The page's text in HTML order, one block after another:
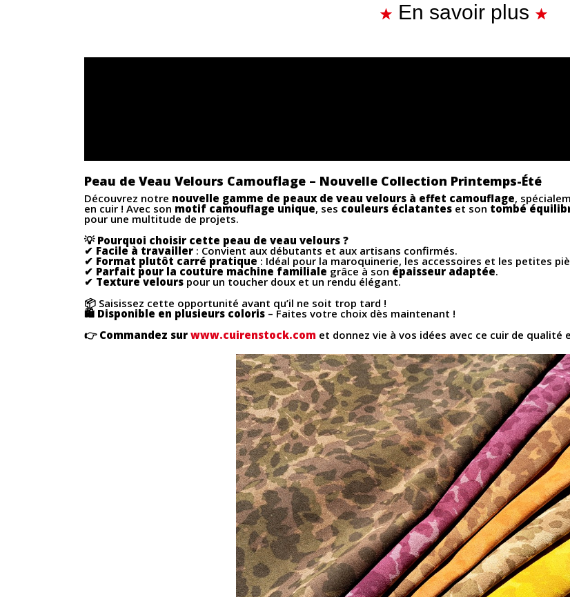
En savoir plus
Peau de Veau Velours Camouflage – Nouvelle Collection Printemps-Été
Découvrez notre nouvelle gamme de peaux de veau velours à effet camouflage,
en cuir ! Avec son motif camouflage unique, ses couleurs éclatantes et son tombé
pour une multitude de projets.
💡 Pourquoi choisir cette peau de veau velours ?
✔ Facile à travailler : Convient aux débutants et aux artisans confirmés.
✔ Format plutôt carré pratique : Idéal pour la maroquinerie, les accessoires et les petites
✔ Parfait pour la couture machine familiale grâce à son épaisseur adaptée.
✔ Texture velours pour un toucher doux et un rendu élégant.
📦 Saisissez cette opportunité avant qu’il ne soit trop tard !
🛍 Disponible en plusieurs coloris – Faites votre choix dès maintenant !
👉 Commandez sur www.cuirenstock.com et donnez vie à vos idées avec ce cuir de qualité